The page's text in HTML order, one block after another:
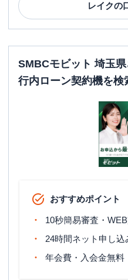
レイクの
SMBCモビット 埼玉
行内ローン契約機を検
おすすめポイント
10秒簡易審査・
24時間ネット申し込
年会費・入会金無料